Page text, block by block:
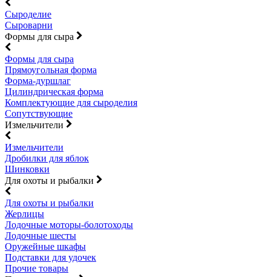
Сыроделие
Сыроварни
Формы для сыра
Формы для сыра
Прямоугольная форма
Форма-дуршлаг
Цилиндрическая форма
Комплектующие для сыроделия
Сопутствующие
Измельчители
Измельчители
Дробилки для яблок
Шинковки
Для охоты и рыбалки
Для охоты и рыбалки
Жерлицы
Лодочные моторы-болотоходы
Лодочные шесты
Оружейные шкафы
Подставки для удочек
Прочие товары